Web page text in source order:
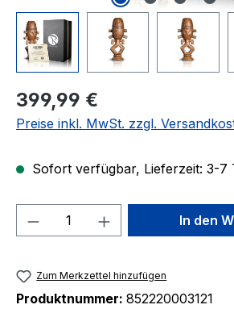
Regulärer Preis:
399,99 €
Preise inkl. MwSt. zzgl.
Sofort verfügbar, Lieferzeit: 3-7
Produkt Anzahl: GibIn den
Zum Merkzettel hinzufügen
Produktnummer: 852220003121